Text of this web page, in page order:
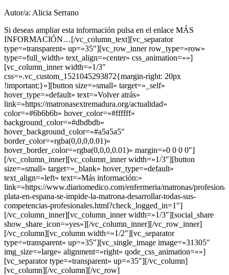
Autor/a: Alicia Serrano
Si deseas ampliar esta información pulsa en el enlace MÁS
INFORMACIÓN…[/vc_column_text][vc_separator
type=»transparent» up=»35″][vc_row_inner row_type=»row»
type=»full_width» text_align=»center» css_animation=»»]
[vc_column_inner width=»1/3″
css=».vc_custom_1521045293872{margin-right: 20px
!important;}»][button size=»small» target=»_self»
hover_type=»default» text=»Volver atrás»
link=»https://matronasextremadura.org/actualidad»
color=»#6b6b6b» hover_color=»#ffffff»
background_color=»#dbdbdb»
hover_background_color=»#a5a5a5″
border_color=»rgba(0,0,0,0.01)»
hover_border_color=»rgba(0,0,0,0.01)» margin=»0 0 0 0″]
[/vc_column_inner][vc_column_inner width=»1/3″][button
size=»small» target=»_blank» hover_type=»default»
text_align=»left» text=»Más información:»
link=»https://www.diariomedico.com/enfermeria/matronas/profesion/
plata-en-espana-se-impide-la-matrona-desarrollar-todas-sus-
competencias-profesionales.html?check_logged_in=1″]
[/vc_column_inner][vc_column_inner width=»1/3″][social_share
show_share_icon=»yes»][/vc_column_inner][/vc_row_inner]
[/vc_column][vc_column width=»1/2″][vc_separator
type=»transparent» up=»35″][vc_single_image image=»31305″
img_size=»large» alignment=»right» qode_css_animation=»»]
[vc_separator type=»transparent» up=»35″][/vc_column]
[vc_column][/vc_column][/vc_row]